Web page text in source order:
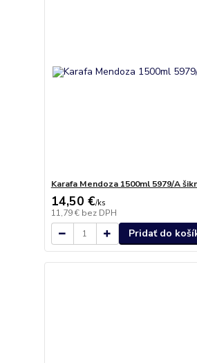
Karafa Mendoza 1500ml 5979/A
14,50 €/ks
11,79 € bez DPH
Pridať do